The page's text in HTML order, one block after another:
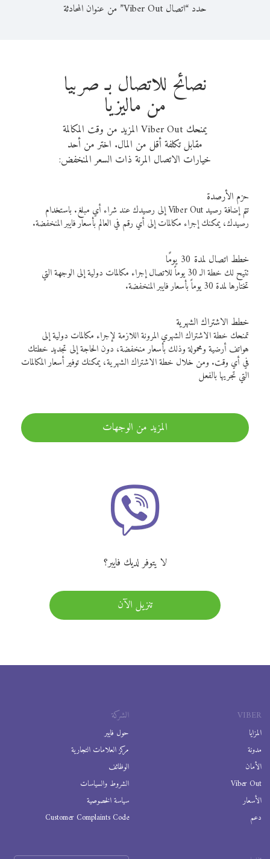
حدد “اتصال Viber Out” من عنوان المحادثة
نصائح للاتصال بـ صربيا
من ماليزيا
يمنحك Viber Out المزيد من وقت المكالمة
مقابل تكلفة أقل من المال. اختر من أحد
خيارات الاتصال المرنة ذات السعر المنخفض:
حزم الأرصدة
تتم إضافة رصيد Viber Out إلى رصيدك عند شراء أي مبلغ. باستخدام
رصيدك، يمكنك إجراء مكالمات إلى أي رقم في العالم بأسعار فايبر المنخفضة.
خطط اتصال لمدة 30 يومًا
تتيح لك خطة الـ 30 يوماً للاتصال إجراء مكالمات دولية إلى الوجهة التي
تختارها لمدة 30 يوماً بأسعار فايبر المنخفضة.
خطط الاشتراك الشهرية
تمنحك خطة الاشتراك الشهري المرونة اللازمة لإجراء مكالمات دولية إلى
هواتف أرضية ومحمولة وذلك بأسعار منخفضة، دون الحاجة إلى تجديد خطتك
في أي وقت. ومن خلال خطة الاشتراك الشهرية، يمكنك توفير أسعار المكالمات
التي تجريها بالفعل
المزيد من الوجهات
لا يتوفر لديك فايبر؟
تنزيل الآن
VIBER
المزايا
مدونة
الأمان
Viber Out
الأسعار
دعم
الشركة
حول فايبر
مركز العلامات التجارية
الوظائف
الشروط والسياسات
سياسة الخصوصية
Customer Complaints Code